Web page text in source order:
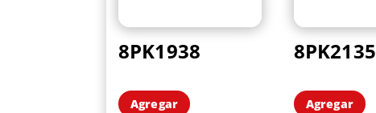
8PK1938
Agregar
8PK2135
Agregar